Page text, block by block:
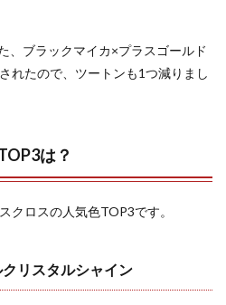
、ブラックマイカ×プラスゴールド
れたので、ツートンも1つ減りまし
は？
クロスの人気色TOP3です。
リスタルシャイン